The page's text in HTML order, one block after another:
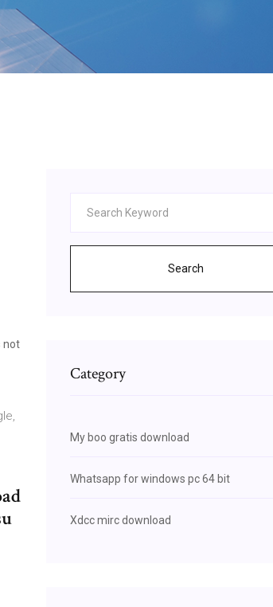
not
Search
Category
My boo gratis download
Whatsapp for windows pc 64 bit
Xdcc mirc download